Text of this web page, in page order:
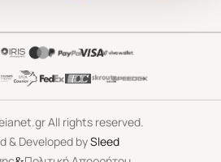
All rights reserved.
& Developed bySleed